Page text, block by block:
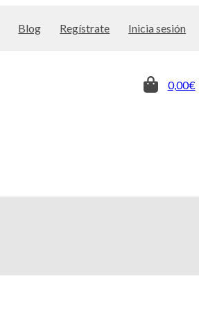
Blog Regístrate Inicia sesión
0,00€